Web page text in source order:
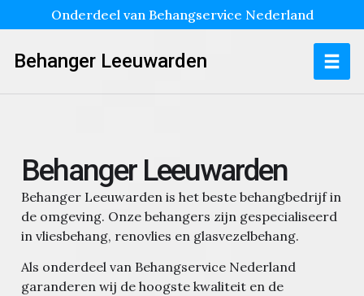
Onderdeel van Behangservice Nederland
Behanger Leeuwarden
Behanger Leeuwarden
Behanger Leeuwarden is het beste behangbedrijf in
de omgeving. Onze behangers zijn gespecialiseerd
in vliesbehang, renovlies en glasvezelbehang.
Als onderdeel van Behangservice Nederland
garanderen wij de hoogste kwaliteit en de